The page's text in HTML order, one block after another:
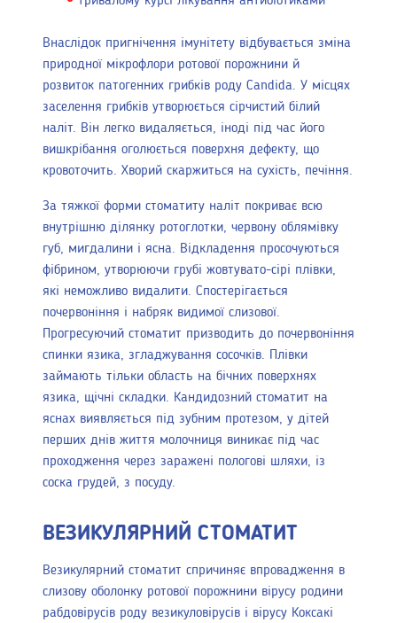
Внаслідок пригнічення імунітету відбувається зміна
природної мікрофлори ротової порожнини й
розвиток патогенних грибків роду Candida. У місцях
заселення грибків утворюється сірчистий білий
наліт. Він легко видаляється, іноді під час його
вишкрібання оголюється поверхня дефекту, що
кровоточить. Хворий скаржиться на сухість, печіння.
За тяжкої форми стоматиту наліт покриває всю
внутрішню ділянку ротоглотки, червону облямівку
губ, мигдалини і ясна. Відкладення просочуються
фібрином, утворюючи грубі жовтувато-сірі плівки,
які неможливо видалити. Спостерігається
почервоніння і набряк видимої слизової.
Прогресуючий стоматит призводить до почервоніння
спинки язика, згладжування сосочків. Плівки
займають тільки область на бічних поверхнях
язика, щічні складки. Кандидозний стоматит на
яснах виявляється під зубним протезом, у дітей
перших днів життя молочниця виникає під час
проходження через заражені пологові шляхи, із
соска грудей, з посуду.
ВЕЗИКУЛЯРНИЙ СТОМАТИТ
Везикулярний стоматит спричиняє впровадження в
слизову оболонку ротової порожнини вірусу родини
рабдовірусів роду везикуловірусів і вірусу Коксакі